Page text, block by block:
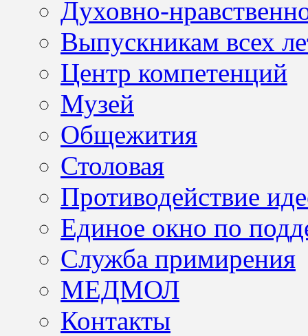
Духовно-
Выпускникам всех
Центр компетенций
Музей
Общежития
Столовая
Противодействие
Единое окно по
Служба примирения
МЕДМОЛ
Контакты